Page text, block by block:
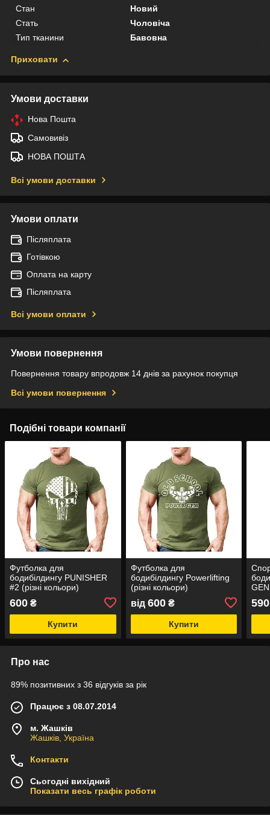
Стан
Новий
Стать
Чоловіча
Тип тканини
Бавовна
Приховати
Умови доставки
Нова Пошта
Самовивіз
НОВА ПОШТА
Всі умови доставки
Умови оплати
Післяплата
Готівкою
Оплата на карту
Післяплата
Всі умови оплати
Умови повернення
Повернення товару впродовж 14 днів за рахунок покупця
Всі умови повернення
Подібні товари компанії
Футболка для
бодибілдингу PUNISHER
#2 (різні кольори)
600 ₴
Купити
Футболка для
бодибілдингу Powerlifting
(різні кольори)
від 600₴
Купити
590
Про нас
89% позитивних з 36 відгуків за рік
Працює з 08.07.2014
м. Жашків
Жашків, Україна
Контакти
Сьогодні вихідний
Показати весь графік роботи